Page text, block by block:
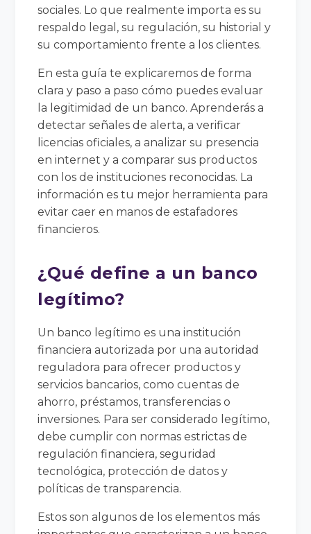
sociales. Lo que realmente importa es su
respaldo legal, su regulación, su historial y
su comportamiento frente a los clientes.
En esta guía te explicaremos de forma
clara y paso a paso cómo puedes evaluar
la legitimidad de un banco. Aprenderás a
detectar señales de alerta, a verificar
licencias oficiales, a analizar su presencia
en internet y a comparar sus productos
con los de instituciones reconocidas. La
información es tu mejor herramienta para
evitar caer en manos de estafadores
financieros.
¿Qué define a un banco
legítimo?
Un banco legítimo es una institución
financiera autorizada por una autoridad
reguladora para ofrecer productos y
servicios bancarios, como cuentas de
ahorro, préstamos, transferencias o
inversiones. Para ser considerado legítimo,
debe cumplir con normas estrictas de
regulación financiera, seguridad
tecnológica, protección de datos y
políticas de transparencia.
Estos son algunos de los elementos más